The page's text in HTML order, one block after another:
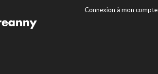
Connexion à mon compte